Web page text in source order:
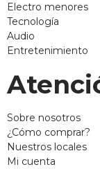
Electro menores
Tecnología
Audio
Entretenimiento
Sobre nosotros
¿Cómo comprar?
Nuestros locales
Mi cuenta